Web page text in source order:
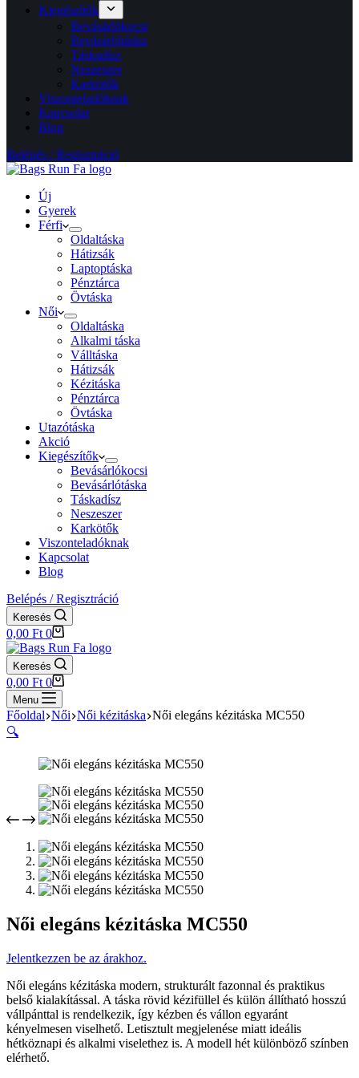
Kiegészítők
Bevásárlókocsi
Bevásárlótáska
Táskadísz
Neszeszer
Karkötők
Viszonteladóknak
Kapcsolat
Blog
Belépés / Regisztráció
Új
Gyerek
Férfi
Oldaltáska
Hátizsák
Laptoptáska
Pénztárca
Övtáska
Női
Oldaltáska
Alkalmi táska
Válltáska
Hátizsák
Kézitáska
Pénztárca
Övtáska
Utazótáska
Akció
Kiegészítők
Bevásárlókocsi
Bevásárlótáska
Táskadísz
Neszeszer
Karkötők
Viszonteladóknak
Kapcsolat
Blog
Belépés / Regisztráció
Keresés
Shopping
cart
0,00 Ft 0
Keresés
Shopping
cart
0,00 Ft 0
Menu
Főoldal Női Női kézitáska Női elegáns kézitáska MC550
🔍
Női elegáns kézitáska MC550
Jelentkezzen be az árakhoz.
Női elegáns kézitáska modern, strukturált fazonnal és praktikus
belső kialakítással. A táska rövid kézifüllel és külön állítható hosszú
vállpánttal is rendelkezik, így kézben és vállon egyaránt
kényelmesen viselhető. Letisztult megjelenése miatt ideális
hétköznapi és alkalmi viselethez is. A modell hét különböző színben
elérhető.